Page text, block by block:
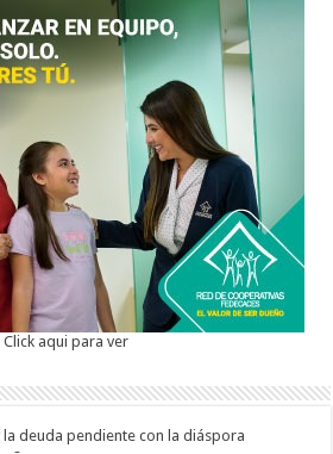
Click aqui para ver
la deuda pendiente con la diáspora